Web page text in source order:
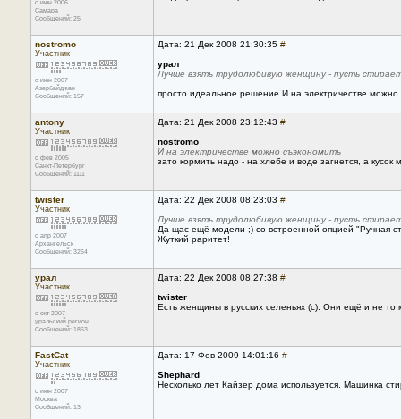
с июн 2006
Самара
Сообщений: 25
nostromo
Участник
с июн 2007
Азербайджан
Сообщений: 157
Дата: 21 Дек 2008 21:30:35 #
урал
Лучше взять трудолюбивую женщину - пусть
просто идеальное решение.И на электричестве можно
antony
Участник
с фев 2005
Санкт-Петербург
Сообщений: 1111
Дата: 21 Дек 2008 23:12:43 #
nostromo
И на электричестве можно съэкономить
зато кормить надо - на хлебе и воде загнется, а
twister
Участник
с апр 2007
Архангельск
Сообщений: 3264
Дата: 22 Дек 2008 08:23:03 #
Лучше взять трудолюбивую женщину - пусть
Да щас ещё модели ;) со встроенной опцией "Ручная
Жуткий раритет!
урал
Участник
с окт 2007
уральский регион
Сообщений: 1863
Дата: 22 Дек 2008 08:27:38 #
twister
Есть женщины в русских селеньях (с). Они ещё и не то
FastCat
Участник
с июн 2007
Москва
Сообщений: 13
Дата: 17 Фев 2009 14:01:16 #
Shephard
Несколько лет Кайзер дома используется. Машинка